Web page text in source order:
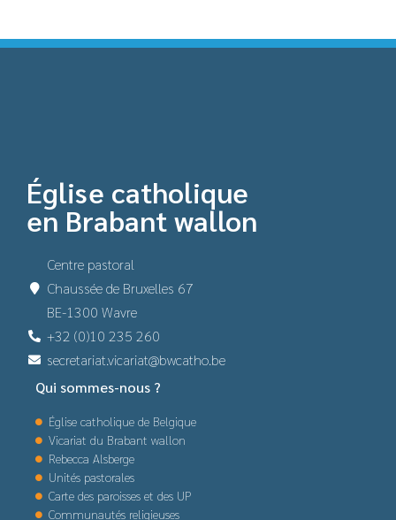
Église catholique
en Brabant wallon
Centre pastoral
Chaussée de Bruxelles 67
BE-1300 Wavre
+32 (0)10 235 260
secretariat.vicariat@bwcatho.be
Qui sommes-nous ?
Église catholique de Belgique
Vicariat du Brabant wallon
Rebecca Alsberge
Unités pastorales
Carte des paroisses et des UP
Communautés religieuses